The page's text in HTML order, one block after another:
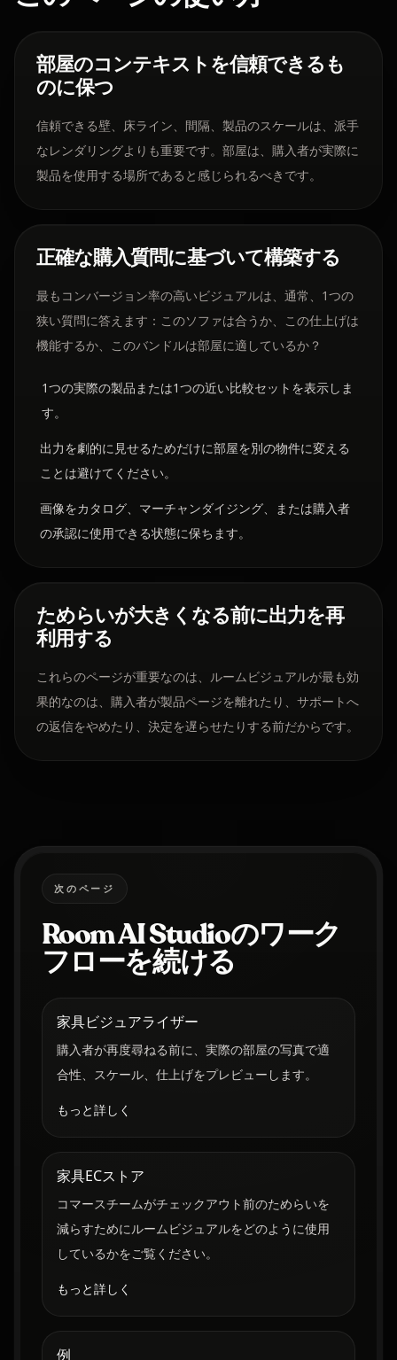
部屋のコンテキストを信頼できるも
のに保つ
信頼できる壁、床ライン、間隔、製品のスケールは、派手
なレンダリングよりも重要です。部屋は、購入者が実際に
製品を使用する場所であると感じられるべきです。
正確な購入質問に基づいて構築する
最もコンバージョン率の高いビジュアルは、通常、1つの
狭い質問に答えます：このソファは合うか、この仕上げは
機能するか、このバンドルは部屋に適しているか？
1つの実際の製品または1つの近い比較セットを表示しま
す。
出力を劇的に見せるためだけに部屋を別の物件に変える
ことは避けてください。
画像をカタログ、マーチャンダイジング、または購入者
の承認に使用できる状態に保ちます。
ためらいが大きくなる前に出力を再
利用する
これらのページが重要なのは、ルームビジュアルが最も効
果的なのは、購入者が製品ページを離れたり、サポートへ
の返信をやめたり、決定を遅らせたりする前だからです。
次のページ
Room AI Studioのワーク
フローを続ける
家具ビジュアライザー
購入者が再度尋ねる前に、実際の部屋の写真で適
合性、スケール、仕上げをプレビューします。
もっと詳しく
家具ECストア
コマースチームがチェックアウト前のためらいを
減らすためにルームビジュアルをどのように使用
しているかをご覧ください。
もっと詳しく
例